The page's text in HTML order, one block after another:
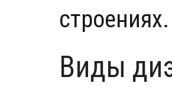
строениях.
Виды